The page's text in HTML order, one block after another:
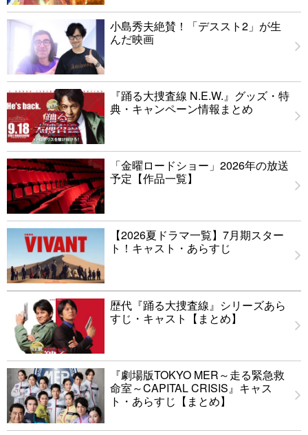
小島秀夫絶賛！「デススト2」が生
んだ映画
『踊る大捜査線 N.E.W.』グッズ・特
典・キャンペーン情報まとめ
「金曜ロードショー」2026年の放送
予定【作品一覧】
【2026夏ドラマ一覧】7月期スター
ト！キャスト・あらすじ
歴代『踊る大捜査線』シリーズあら
すじ・キャスト【まとめ】
『劇場版TOKYO MER～走る緊急救
命室～CAPITAL CRISIS』キャス
ト・あらすじ【まとめ】